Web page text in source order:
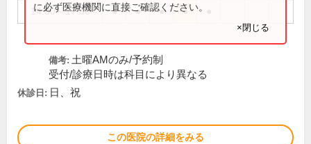
14:00～17:30 ● ● ● ●
に必ず医療機関に直接ご確認ください。
×閉じる
備考: 土曜AMのみ/予約制
受付/診療日時は科目により異なる
休診日: 日、祝
この医院の詳細をみる